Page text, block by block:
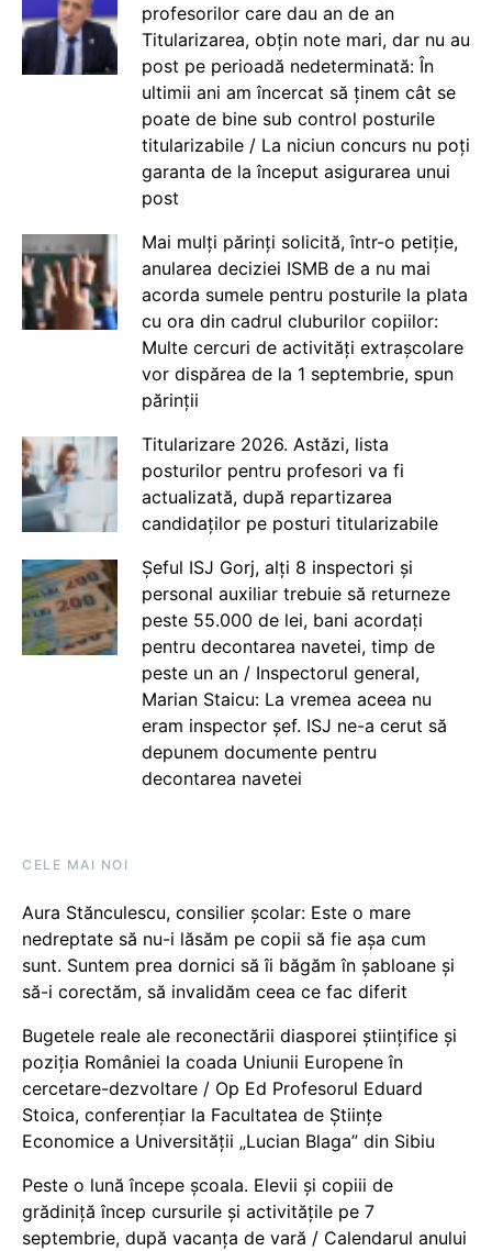
profesorilor care dau an de an
Titularizarea, obțin note mari, dar nu au
post pe perioadă nedeterminată: În
ultimii ani am încercat să ținem cât se
poate de bine sub control posturile
titularizabile / La niciun concurs nu poți
garanta de la început asigurarea unui
post
Mai mulți părinți solicită, într-o petiție,
anularea deciziei ISMB de a nu mai
acorda sumele pentru posturile la plata
cu ora din cadrul cluburilor copiilor:
Multe cercuri de activități extrașcolare
vor dispărea de la 1 septembrie, spun
părinții
Titularizare 2026. Astăzi, lista
posturilor pentru profesori va fi
actualizată, după repartizarea
candidaților pe posturi titularizabile
Șeful ISJ Gorj, alți 8 inspectori și
personal auxiliar trebuie să returneze
peste 55.000 de lei, bani acordați
pentru decontarea navetei, timp de
peste un an / Inspectorul general,
Marian Staicu: La vremea aceea nu
eram inspector șef. ISJ ne-a cerut să
depunem documente pentru
decontarea navetei
CELE MAI NOI
Aura Stănculescu, consilier școlar: Este o mare
nedreptate să nu-i lăsăm pe copii să fie așa cum
sunt. Suntem prea dornici să îi băgăm în șabloane și
să-i corectăm, să invalidăm ceea ce fac diferit
Bugetele reale ale reconectării diasporei științifice și
poziția României la coada Uniunii Europene în
cercetare-dezvoltare / Op Ed Profesorul Eduard
Stoica, conferențiar la Facultatea de Științe
Economice a Universității „Lucian Blaga” din Sibiu
Peste o lună începe școala. Elevii și copiii de
grădiniță încep cursurile și activitățile pe 7
septembrie, după vacanța de vară / Calendarul anului